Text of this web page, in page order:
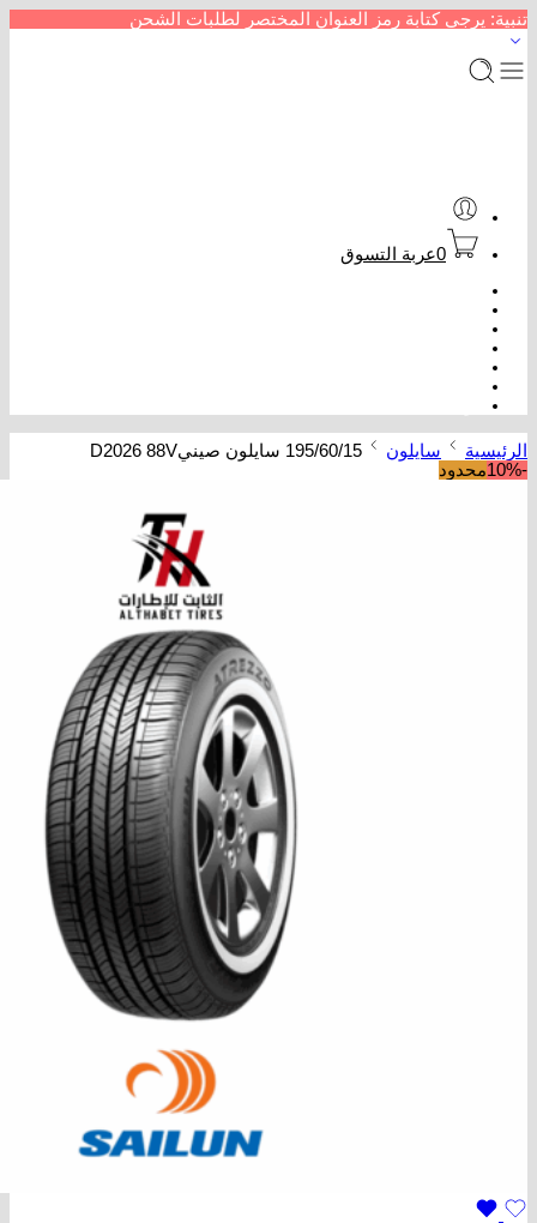
تنبية: يرجى كتابة رمز العنوان المختصر لطلبات الشحن
0عربة التسوق
الرئيسية سايلون
195/60/15 سايلون صينيD2026 88V
-10%
محدود